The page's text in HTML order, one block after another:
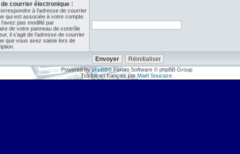
courrier électronique :
à l’adresse de courrier
qui est associée à votre compte.
pas modifié par
de votre panneau de contrôle
il s’agit de l’adresse de courrier
que vous avez saisie lors de
Powered byphpBB® Forum Software © phpBB Group
Traduit en français par Maël Soucaze.